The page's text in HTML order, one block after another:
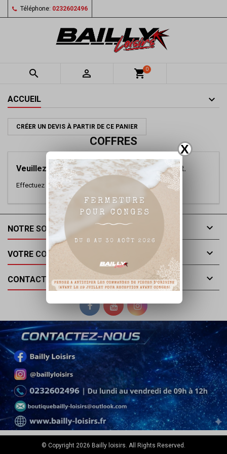
X
Téléphone: 0232602496
  shopping_cart0
ACCUEIL
CRÉER UN DEVIS À PARTIR DE CE PANIER
COFFRES
Veuillez nous excuser pour le désagrément.
Effectuez une nouvelle recherche
NOTRE SOCIÉTÉ 
VOTRE COMPTE 
CONTACT 
© Copyright 2026 Bailly loisirs. All Rights Reserved.